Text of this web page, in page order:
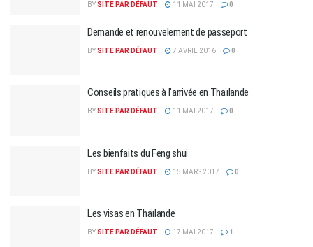
BYSITE PAR DÉFAUT 11 MAI 2017 0
Demande et renouvelement de passeport
BYSITE PAR DÉFAUT 7 AVRIL 2016 0
Conseils pratiques à l’arrivée en Thaïlande
BYSITE PAR DÉFAUT 11 MAI 2017 0
Les bienfaits du Feng shui
BYSITE PAR DÉFAUT 15 MARS 2017 0
Les visas en Thaïlande
BYSITE PAR DÉFAUT 17 MAI 2017 1